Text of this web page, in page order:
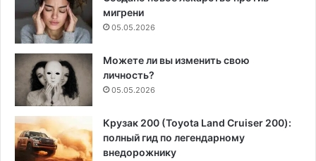
мигрени
05.05.2026
Можете ли вы изменить свою
личность?
05.05.2026
Крузак 200 (Toyota Land Cruiser 200):
полный гид по легендарному
внедорожнику